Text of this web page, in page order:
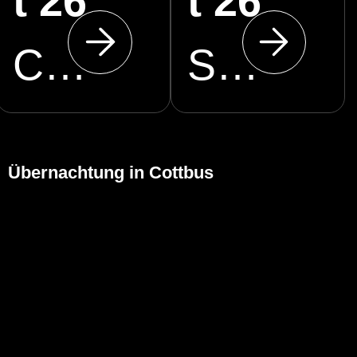
CottbusService
Staatstheater Cottbus
Übernachtung in Cottbus